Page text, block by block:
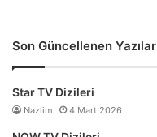
Son Güncellenen Yazılar
Star TV Dizileri
Nazlim 4 Mart 2026